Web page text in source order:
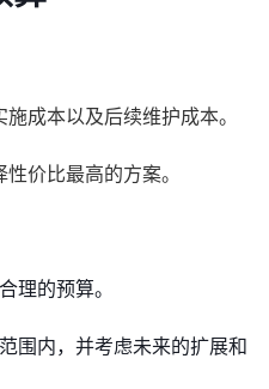
成本以及后续维护成本。
价比最高的方案。
理的预算。
围内，并考虑未来的扩展和